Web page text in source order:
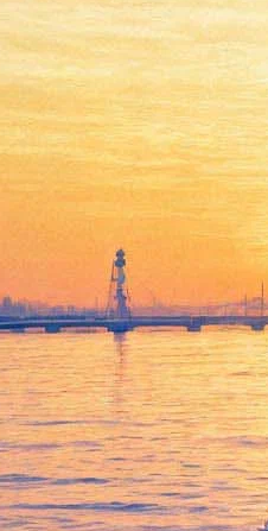
О дружбе
Иванушки-
расскажет